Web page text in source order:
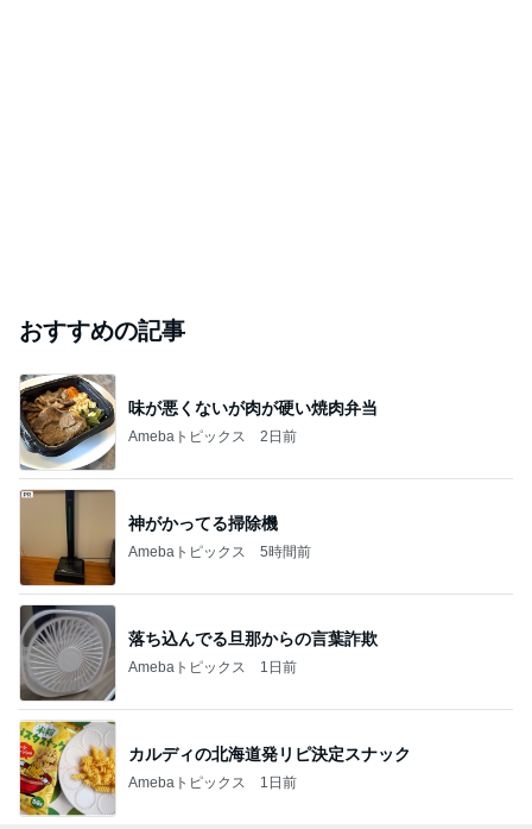
おすすめの記事
味が悪くないが肉が硬い焼肉弁当
Amebaトピックス 2日前
神がかってる掃除機
Amebaトピックス 5時間前
落ち込んでる旦那からの言葉詐欺
Amebaトピックス 1日前
カルディの北海道発リピ決定スナック
Amebaトピックス 1日前